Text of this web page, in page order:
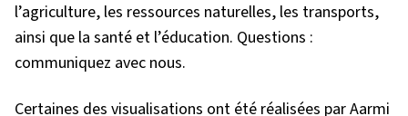
l’agriculture, les ressources naturelles, les transports,
ainsi que la santé et l’éducation. Questions :
communiquez avec nous.
Certaines des visualisations ont été réalisées par Aarmi